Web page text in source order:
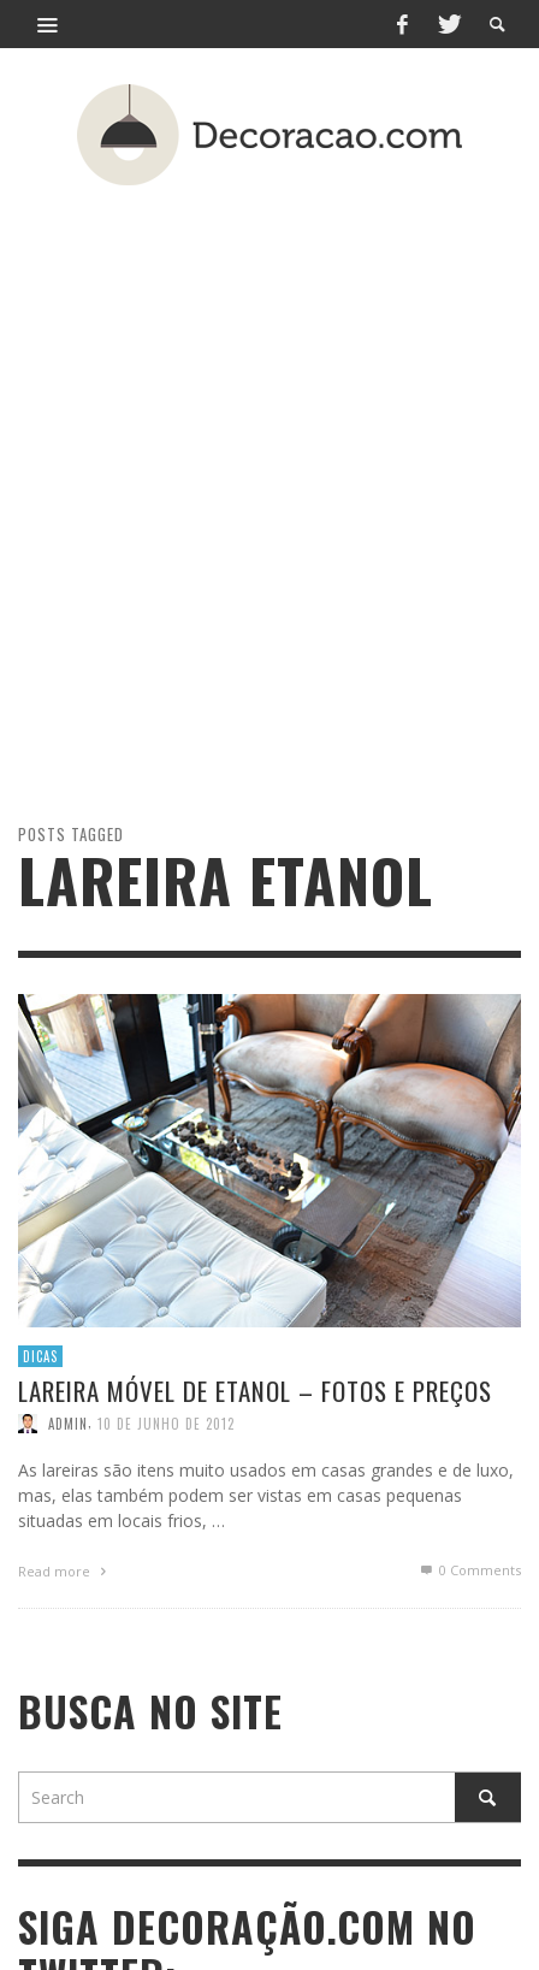
POSTS TAGGED
LAREIRA ETANOL
DICAS
LAREIRA MÓVEL DE ETANOL – FOTOS E PREÇOS
ADMIN 10 DE JUNHO DE 2012
As lareiras são itens muito usados em casas grandes e de luxo,
mas, elas também podem ser vistas em casas pequenas
situadas em locais frios, …
Read more 0 Comments
BUSCA NO SITE
SIGA DECORAÇÃO.COM NO